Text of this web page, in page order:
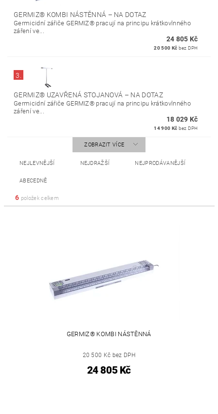
GERMIZ® KOMBI NÁSTĚNNÁ – NA DOTAZ
Germicidní zářiče GERMIZ® pracují na principu krátkovlnného
záření ve...
24 805 Kč
20 500 Kč bez DPH
3.
GERMIZ® UZAVŘENÁ STOJANOVÁ – NA DOTAZ
Germicidní zářiče GERMIZ® pracují na principu krátkovlnného
záření ve...
18 029 Kč
14 900 Kč bez DPH
ZOBRAZIT VÍCE
NEJLEVNĚJŠÍ NEJDRAŽŠÍ NEJPRODÁVANĚJŠÍ
ABECEDNĚ
6 položek celkem
GERMIZ® KOMBI NÁSTĚNNÁ
20 500 Kč bez DPH
24 805 Kč